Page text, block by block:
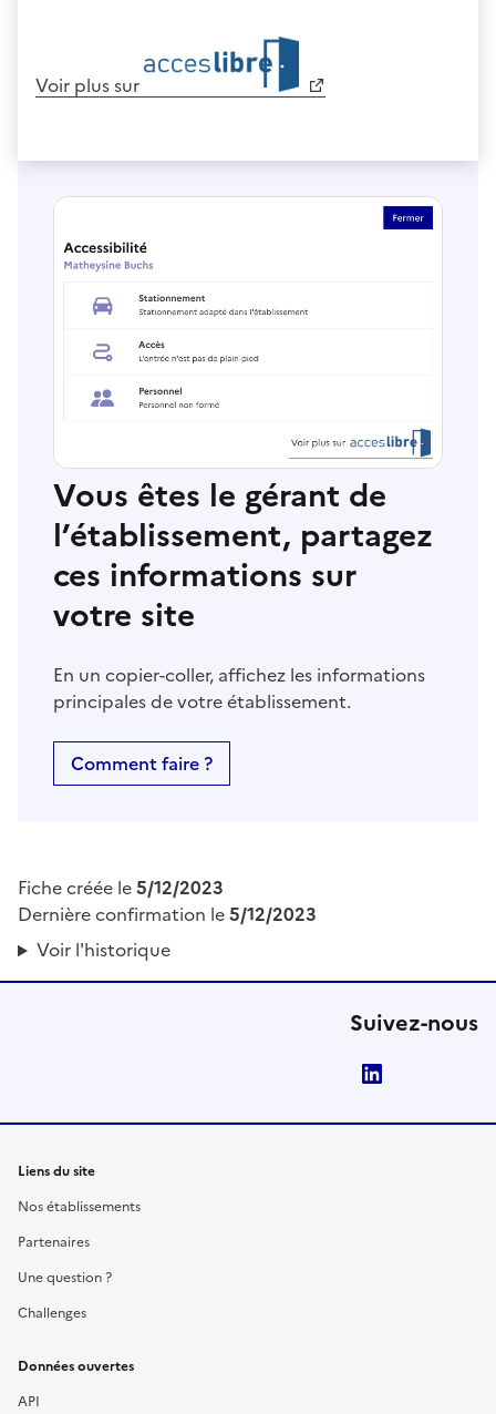
Voir plus sur
Vous êtes le gérant de
l’établissement, partagez
ces informations sur
votre site
En un copier-coller, affichez les informations
principales de votre établissement.
Comment faire ?
Fiche créée le5/12/2023
Dernière confirmation le5/12/2023
Voir l'historique
Suivez-nous
Liens du site
Nos établissements
Partenaires
Une question ?
Challenges
Données ouvertes
API